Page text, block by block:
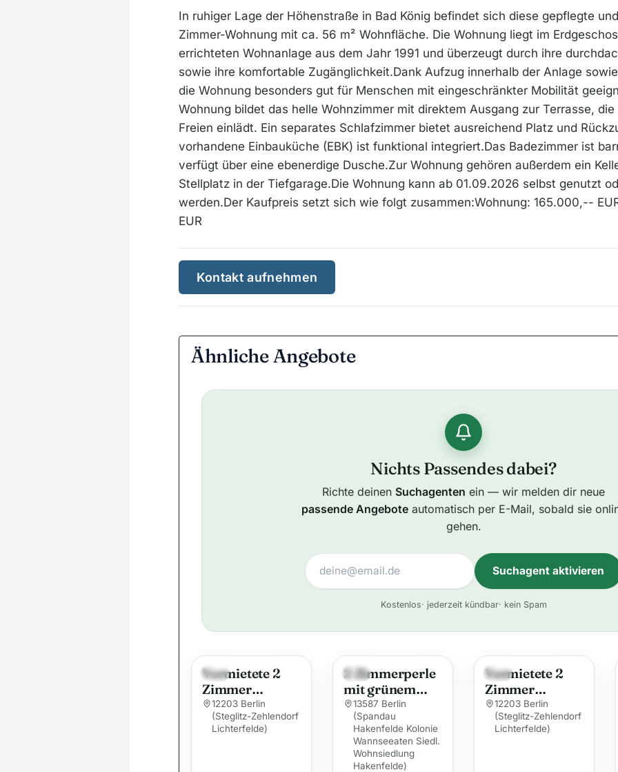
In ruhiger Lage der Höhenstraße in Bad König befindet sich diese gepflegte
Zimmer-Wohnung mit ca. 56 m² Wohnfläche. Die Wohnung liegt im
errichteten Wohnanlage aus dem Jahr 1991 und überzeugt durch ihre
sowie ihre komfortable Zugänglichkeit.Dank Aufzug innerhalb der Anlage
die Wohnung besonders gut für Menschen mit eingeschränkter Mobilität
Wohnung bildet das helle Wohnzimmer mit direktem Ausgang zur Terrasse,
Freien einlädt. Ein separates Schlafzimmer bietet ausreichend Platz und
vorhandene Einbauküche (EBK) ist funktional integriert.Das Badezimmer ist
verfügt über eine ebenerdige Dusche.Zur Wohnung gehören außerdem ein
Stellplatz in der Tiefgarage.Die Wohnung kann ab 01.09.2026 selbst genutzt
werden.Der Kaufpreis setzt sich wie folgt zusammen:Wohnung: 165.000,--
EUR
Kontakt aufnehmen
Ähnliche Angebote
Nichts Passendes dabei?
Richte deinen Suchagenten ein — wir melden dir neue
passende Angeboteautomatisch per E-Mail, sobald sie
gehen.
Suchagent aktivieren
t
Kostenlos· jederzeit kündbar· kein Spam
Neu
Vermietete 2
Zimmer
Wohnung in
bester
Steglitzer Lage
12203 Berlin
(Steglitz-Zehlendorf
Lichterfelde)
Neu
2 Zimmerperle
mit grünem
Ausblick und
Westbalkon
Sofortbezug in
Hakenfelde
13587 Berlin
(Spandau
Hakenfelde Kolonie
Wannseeaten Siedl.
Wohnsiedlung
Hakenfelde)
Neu
Vermietete 2
Zimmer
Wohnung in
bester
Steglitzer Lage
12203 Berlin
(Steglitz-Zehlendorf
Lichterfelde)